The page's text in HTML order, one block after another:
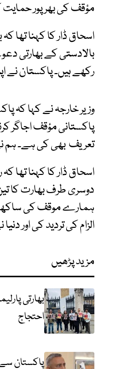
مؤقف کی بھرپور
اسحاق ڈار کا کہنا تھا
بالادستی کے بھارتی
رکھے ہیں۔ پاکستان نے
وزیر خارجہ نے کہا کہ
پاکستانی مؤقف اجاگر
تعریف بھی کی ہے۔ ہم
اسحاق ڈار کا کہنا تھا
دوسری طرف بھارت کا
الزام کی تردید کی اور
مزید پڑھیں
بھارتی
احتجاج
پاکستان